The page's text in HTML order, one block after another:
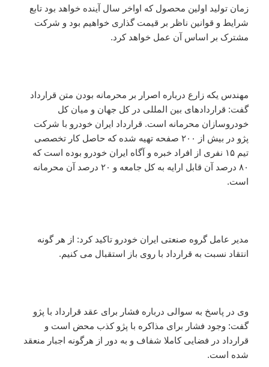
زمان تولید اولین محصول که اواخر سال آینده خواهد بود تابع
شرایط و قوانین ناظر بر قیمت گذاری خواهیم بود و شرکت
مشترک بر اساس آن عمل خواهد کرد.
مهندس یکه زارع درباره اصرار بر محرمانه بودن متن قرارداد
گفت:‌ قراردادهای بین المللی در کل جهان و میان کل
خودروسازان محرمانه است. قرارداد ایران خودرو با شرکت
پژو در بیش از ۲۰۰ صفحه تهیه شده که حاصل کار تخصصی
تیم ۱۵ نفری از افراد خبره و آگاه ایران خودرو بوده است که
۸۰ درصد آن قابل ارایه به کل جامعه و ۲۰ درصد آن محرمانه
است.
مدیر عامل گروه صنعتی ایران خودرو تاکید کرد: از هر گونه
انتقاد نسبت به قرارداد با روی باز استقبال می کنیم.
وی در پاسخ به سوالی درباره فشار برای عقد قرارداد با پژو
گفت:‌ وجود فشار برای مذاکره با پژو کذب محض است و
قرارداد در فضایی کاملا شفاف و به دور از هرگونه اجبار منعقد
شده است.